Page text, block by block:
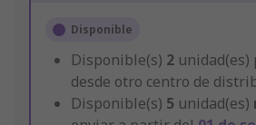
Disponible
Disponible(s) 2
desde otro centro de
Disponible(s) 5 unidad(es)